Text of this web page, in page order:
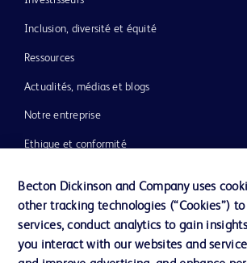
Inclusion, diversité et équité
Ressources
Actualités, médias et blogs
Notre entreprise
Ethique et conformité
Nous contacter
Paramètres des cookies
Becton Dickinson and Company uses
other tracking technologies (“Cookies”)
services, conduct analytics to gain
you interact with our websites and